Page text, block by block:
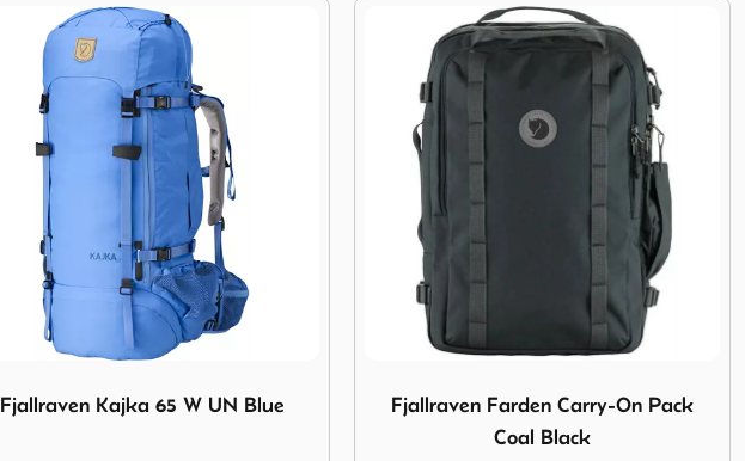
Fjallraven Farden Carry-On Pack
Fjallraven Kanken Totepack Black